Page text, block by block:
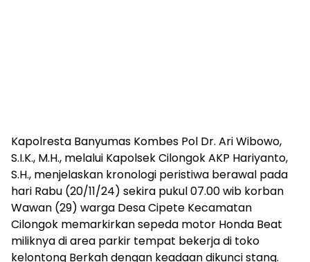
Kapolresta Banyumas Kombes Pol Dr. Ari Wibowo,
S.I.K., M.H., melalui Kapolsek Cilongok AKP Hariyanto,
S.H., menjelaskan kronologi peristiwa berawal pada
hari Rabu (20/11/24) sekira pukul 07.00 wib korban
Wawan (29) warga Desa Cipete Kecamatan
Cilongok memarkirkan sepeda motor Honda Beat
miliknya di area parkir tempat bekerja di toko
kelontong Berkah dengan keadaan dikunci stang.